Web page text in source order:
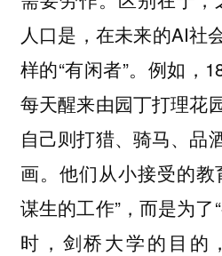
人口是，在未来的AI社
样的“有闲者”。例如，
每天醒来由园丁打理花
自己则打猎、骑马、品
画。他们从小接受的教
谋生的工作”，而是为了
时，剑桥大学的目的